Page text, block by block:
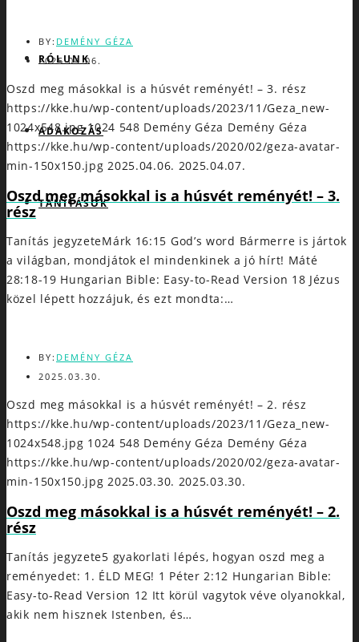
RÓLUNK
ADAKOZÁS
TANÍTÁSOK
BY: DEMÉNY GÉZA
2025.04.06.
Oszd meg másokkal is a húsvét reményét! – 3. rész
https://kke.hu/wp-content/uploads/2023/11/Geza_new-
1024x548.jpg 1024 548 Demény Géza Demény Géza
https://kke.hu/wp-content/uploads/2020/02/geza-avatar-
min-150x150.jpg 2025.04.06. 2025.04.07.
Oszd meg másokkal is a húsvét reményét! – 3.
rész
Tanítás jegyzeteMárk 16:15 God’s word Bármerre is jártok
a világban, mondjátok el mindenkinek a jó hírt! Máté
28:18-19 Hungarian Bible: Easy-to-Read Version 18 Jézus
közel lépett hozzájuk, és ezt mondta:…
BY: DEMÉNY GÉZA
2025.03.30.
Oszd meg másokkal is a húsvét reményét! – 2. rész
https://kke.hu/wp-content/uploads/2023/11/Geza_new-
1024x548.jpg 1024 548 Demény Géza Demény Géza
https://kke.hu/wp-content/uploads/2020/02/geza-avatar-
min-150x150.jpg 2025.03.30. 2025.03.30.
Oszd meg másokkal is a húsvét reményét! – 2.
rész
Tanítás jegyzete5 gyakorlati lépés, hogyan oszd meg a
reményedet: 1. ÉLD MEG! 1 Péter 2:12 Hungarian Bible:
Easy-to-Read Version 12 Itt körül vagytok véve olyanokkal,
akik nem hisznek Istenben, és…